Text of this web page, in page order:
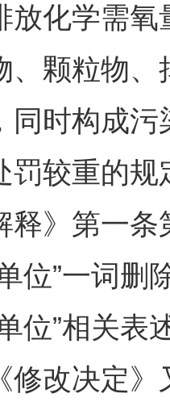
放化学需
、颗粒物
同时构成
罚较重的规
释》第一
位”一词
位”相关表
修改决定